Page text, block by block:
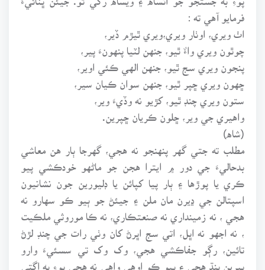
فرمايو آهي ته :
اٺ ويري، اوٺار ويري،ويري ٿيڙم ڏير،
چوٿون ويري واءٌ ٿيو، جنهن لٽيا پنهونءَ پير،
پنجون ويري سج ٿيو، جنهن الهي ڪئي اوير،
ڇهون ويري ڇپر ٿيو، جنهن سوان ڪيان سير،
ستون ويري چنڊ ٿيو، کڙيو نه وڏيءَ وير،
واهيري جي وير، ڇلون ڪريان ڇپرين.
(شاه)
مطلب ته جتي گهر پنهنجو نه هجي، گهرجا ٻار هن معاشي
بدحاليءَ جي دور ۾ ايترا هجن جو ماڻهو خودڪشي پيو
ڪري يا پوڙها ۽ ٻار پيا کپائن يا ڊليورين جون نشانيون
اسپتالن جي ڍيرن مان ملن ۽ جيئڻ جو ٻيو ڪو سهارو نه
هجي ، نه زمينداري نه صنعتڪاري، نه ڪا موروثي ملڪيت
، نه اجهو نه اڀل، اتي سج اڀرڻ کان وٺي رات جي چنڊ لڙڻ
تائين، رڳو جفاڪشي هجي، وک وک تي سسئيءَ وارو
پيرين پنڌ هجي ۽ ٻيو ڪو اوهي واهي نه هجي پوءِ به اڳتي